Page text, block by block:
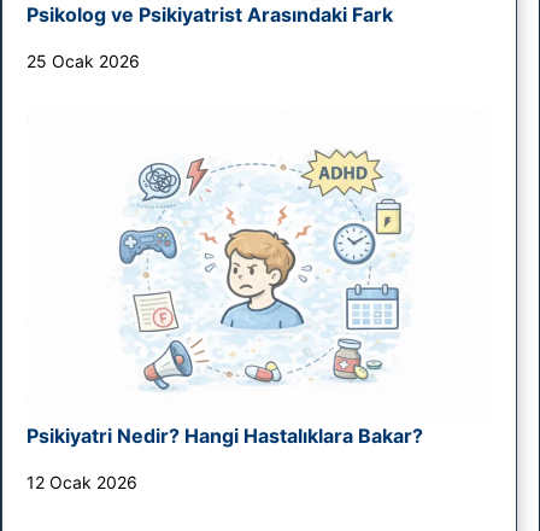
Psikolog ve Psikiyatrist Arasındaki Fark
25 Ocak 2026
Psikiyatri Nedir? Hangi Hastalıklara Bakar?
12 Ocak 2026